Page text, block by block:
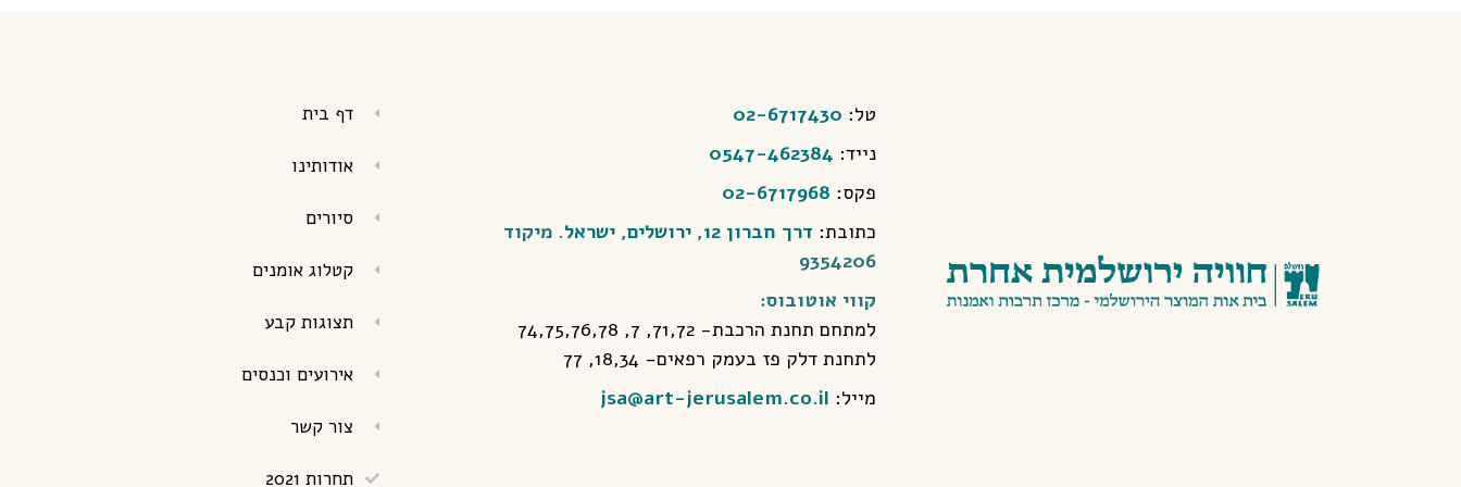
טל: 02-6717430
נייד: 0547-462384
פקס: 02-6717968
כתובת: דרך חברון 12, ירושלים, ישראל
. מיקוד
9354206
קווי אוטובוס:
למתחם תחנת הרכבת- 71,72, 7, 74,75,76,78
לתחנת דלק פז בעמק רפאים- 18,34, 77
מייל:
דף בית
אודותינו
סיורים
קטלוג אומנים
תצוגות קבע
אירועים וכנסים
צור קשר
תחרות 2021